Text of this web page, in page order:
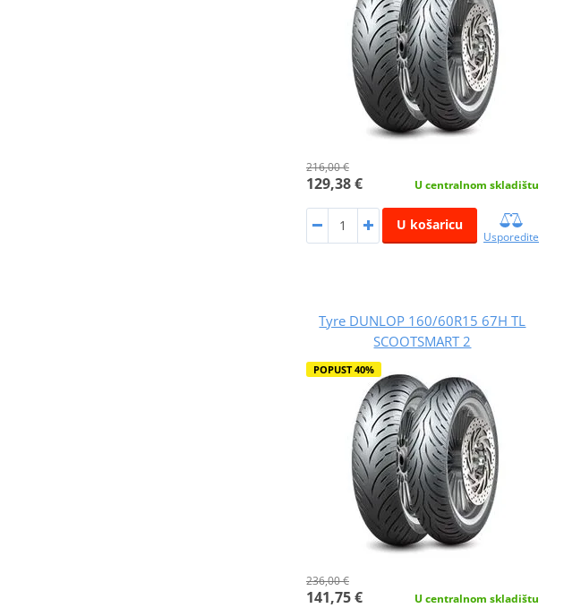
216,00 €
129,38 € U centralnom skladištu
U košaricu
Usporedite
Tyre DUNLOP 160/60R15 67H TL
SCOOTSMART 2
POPUST 40%
236,00 €
141,75 € U centralnom skladištu